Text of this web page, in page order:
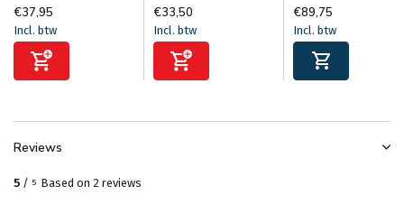
€37,95
Incl. btw
€33,50
Incl. btw
€89,75
Incl. btw
Reviews
5 / 5 Based on 2 reviews